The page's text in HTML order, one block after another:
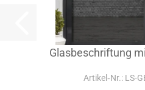
Glasbeschriftung
Artikel‑Nr.: LS-